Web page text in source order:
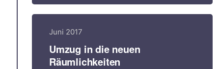
Juni 2017
Umzug in die neuen
Räumlichkeiten